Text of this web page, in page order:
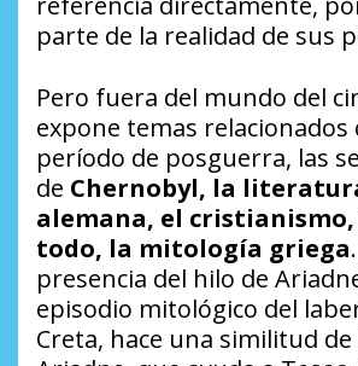
parte de la realidad de sus
Pero fuera del mundo del
expone temas relacionados
período de posguerra, las
de Chernobyl, la
alemana, el cristianismo,
todo, la mitología griega
presencia del hilo de
episodio mitológico del
Creta, hace una similitud